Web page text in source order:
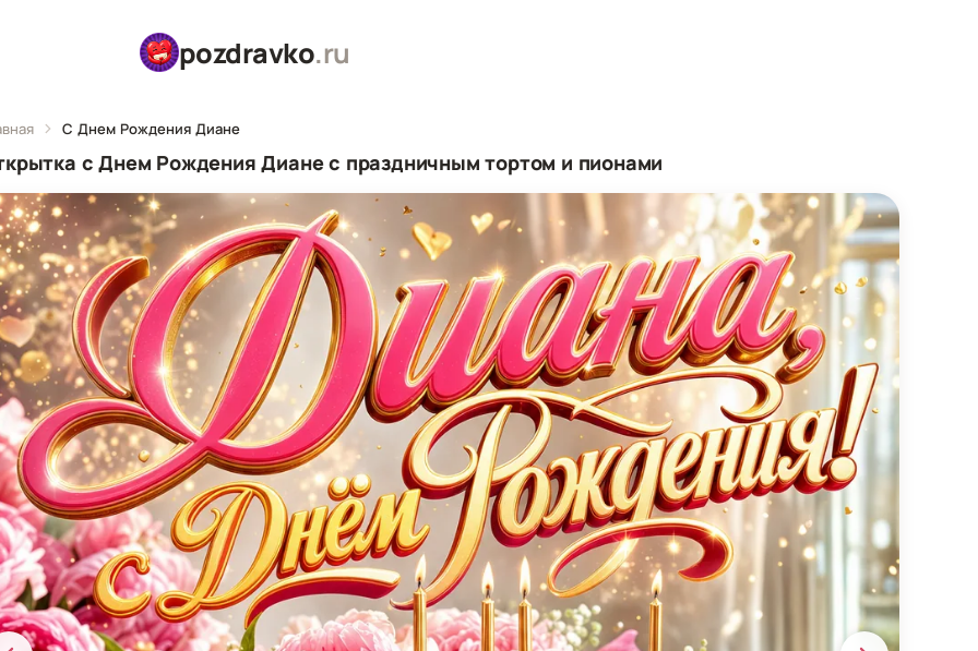
pozdravko.ru
С Днем Рождения Диане
с Днем Рождения Диане с праздничным тортом и пионами